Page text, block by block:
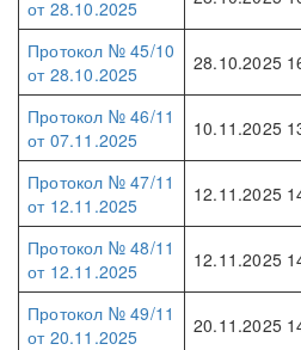
от 28.10.2025
Протокол № 45/10
от 28.10.2025
28.10.2025
Протокол № 46/11
от 07.11.2025
10.11.2025
Протокол № 47/11
от 12.11.2025
12.11.2025
Протокол № 48/11
от 12.11.2025
12.11.2025
Протокол № 49/11
от 20.11.2025
20.11.2025